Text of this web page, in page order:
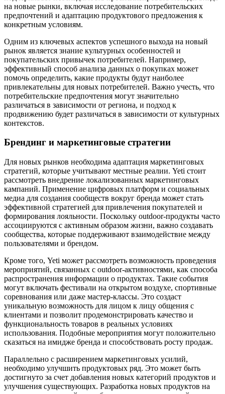
на новые рынки, включая исследование потребительских
предпочтений и адаптацию продуктового предложения к
конкретным условиям.
Одним из ключевых аспектов успешного выхода на новый
рынок является знание культурных особенностей и
покупательских привычек потребителей. Например,
эффективный способ анализа данных о покупках может
помочь определить, какие продукты будут наиболее
привлекательны для новых потребителей. Важно учесть, что
потребительские предпочтения могут значительно
различаться в зависимости от региона, и подход к
продвижению будет различаться в зависимости от культурных
контекстов.
Брендинг и маркетинговые стратегии
Для новых рынков необходима адаптация маркетинговых
стратегий, которые учитывают местные реалии. Yeti стоит
рассмотреть внедрение локализованных маркетинговых
кампаний. Применение цифровых платформ и социальных
медиа для создания сообществ вокруг бренда может стать
эффективной стратегией для привлечения покупателей и
формирования лояльности. Поскольку outdoor-продукты часто
ассоциируются с активным образом жизни, важно создавать
сообщества, которые поддерживают взаимодействие между
пользователями и брендом.
Кроме того, Yeti может рассмотреть возможность проведения
мероприятий, связанных с outdoor-активностями, как способа
распространения информации о продуктах. Такие события
могут включать фестивали на открытом воздухе, спортивные
соревнования или даже мастер-классы. Это создаст
уникальную возможность для лицом к лицу общения с
клиентами и позволит продемонстрировать качество и
функциональность товаров в реальных условиях
использования. Подобные мероприятия могут положительно
сказаться на имидже бренда и способствовать росту продаж.
Параллельно с расширением маркетинговых усилий,
необходимо улучшить продуктовых ряд. Это может быть
достигнуто за счет добавления новых категорий продуктов и
улучшения существующих. Разработка новых продуктов на